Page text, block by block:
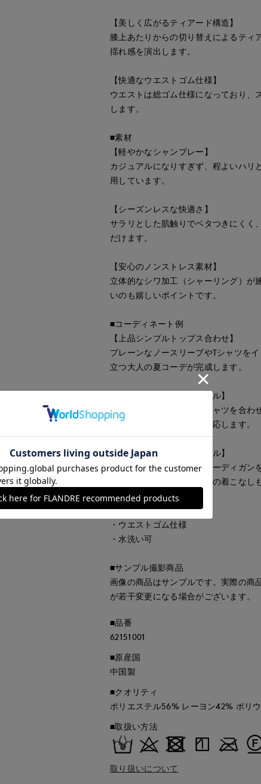
【美しく広がるティアード構造】
膝上あたりからの切り替えによるティ
揺れ感を演出します。
【快適なウエストゴム仕様】
ウエストは総ゴム仕様になっており、
します。
■素材
【軽やかなシャンブレー】
カジュアルになりすぎず、程よいハリ
用しています。
【シーズンレスな快適さ】
サラリとした肌触りでベタつきにくく
だけます。
【安心のノンストレス素材】
立体的なシワ加工（シャーリング）が
いのも嬉しいポイントです。
■コーディネート例
【上品シンプルトップス合わせ】
プレーンなノースリーブやTシャツを
立つ大人の夏コーデが完成します。
【きれいめオフィススタイル】
タイトなサマーニットやシャツを合わ
オフィスカジュアルにも対応します。
【リラクシーな休日スタイル】
オーバーサイズのサマーカーディガン
ッグを合わせたリゾート風の着こなし
・裏地なし
・ウエストゴム仕様
・水洗い可
■サンプル撮影商品
画像の商品はサンプルです。実際の商
が若干変更になる場合がございます。
■品番
62151001
■原産国
中国製
■クオリティ
ポリエステル56% レーヨン42% ポリ
■取扱い方法
取り扱いについて